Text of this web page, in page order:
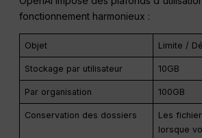
fonctionnement harmonieux :
Objet Limite /
Stockage par utilisateur 10GB
Par organisation 100GB
Conservation des dossiers
Les
lorsque